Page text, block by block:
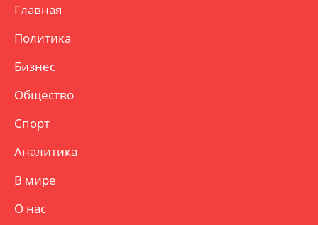
Главная
Политика
Бизнес
Общество
Спорт
Аналитика
В мире
О нас